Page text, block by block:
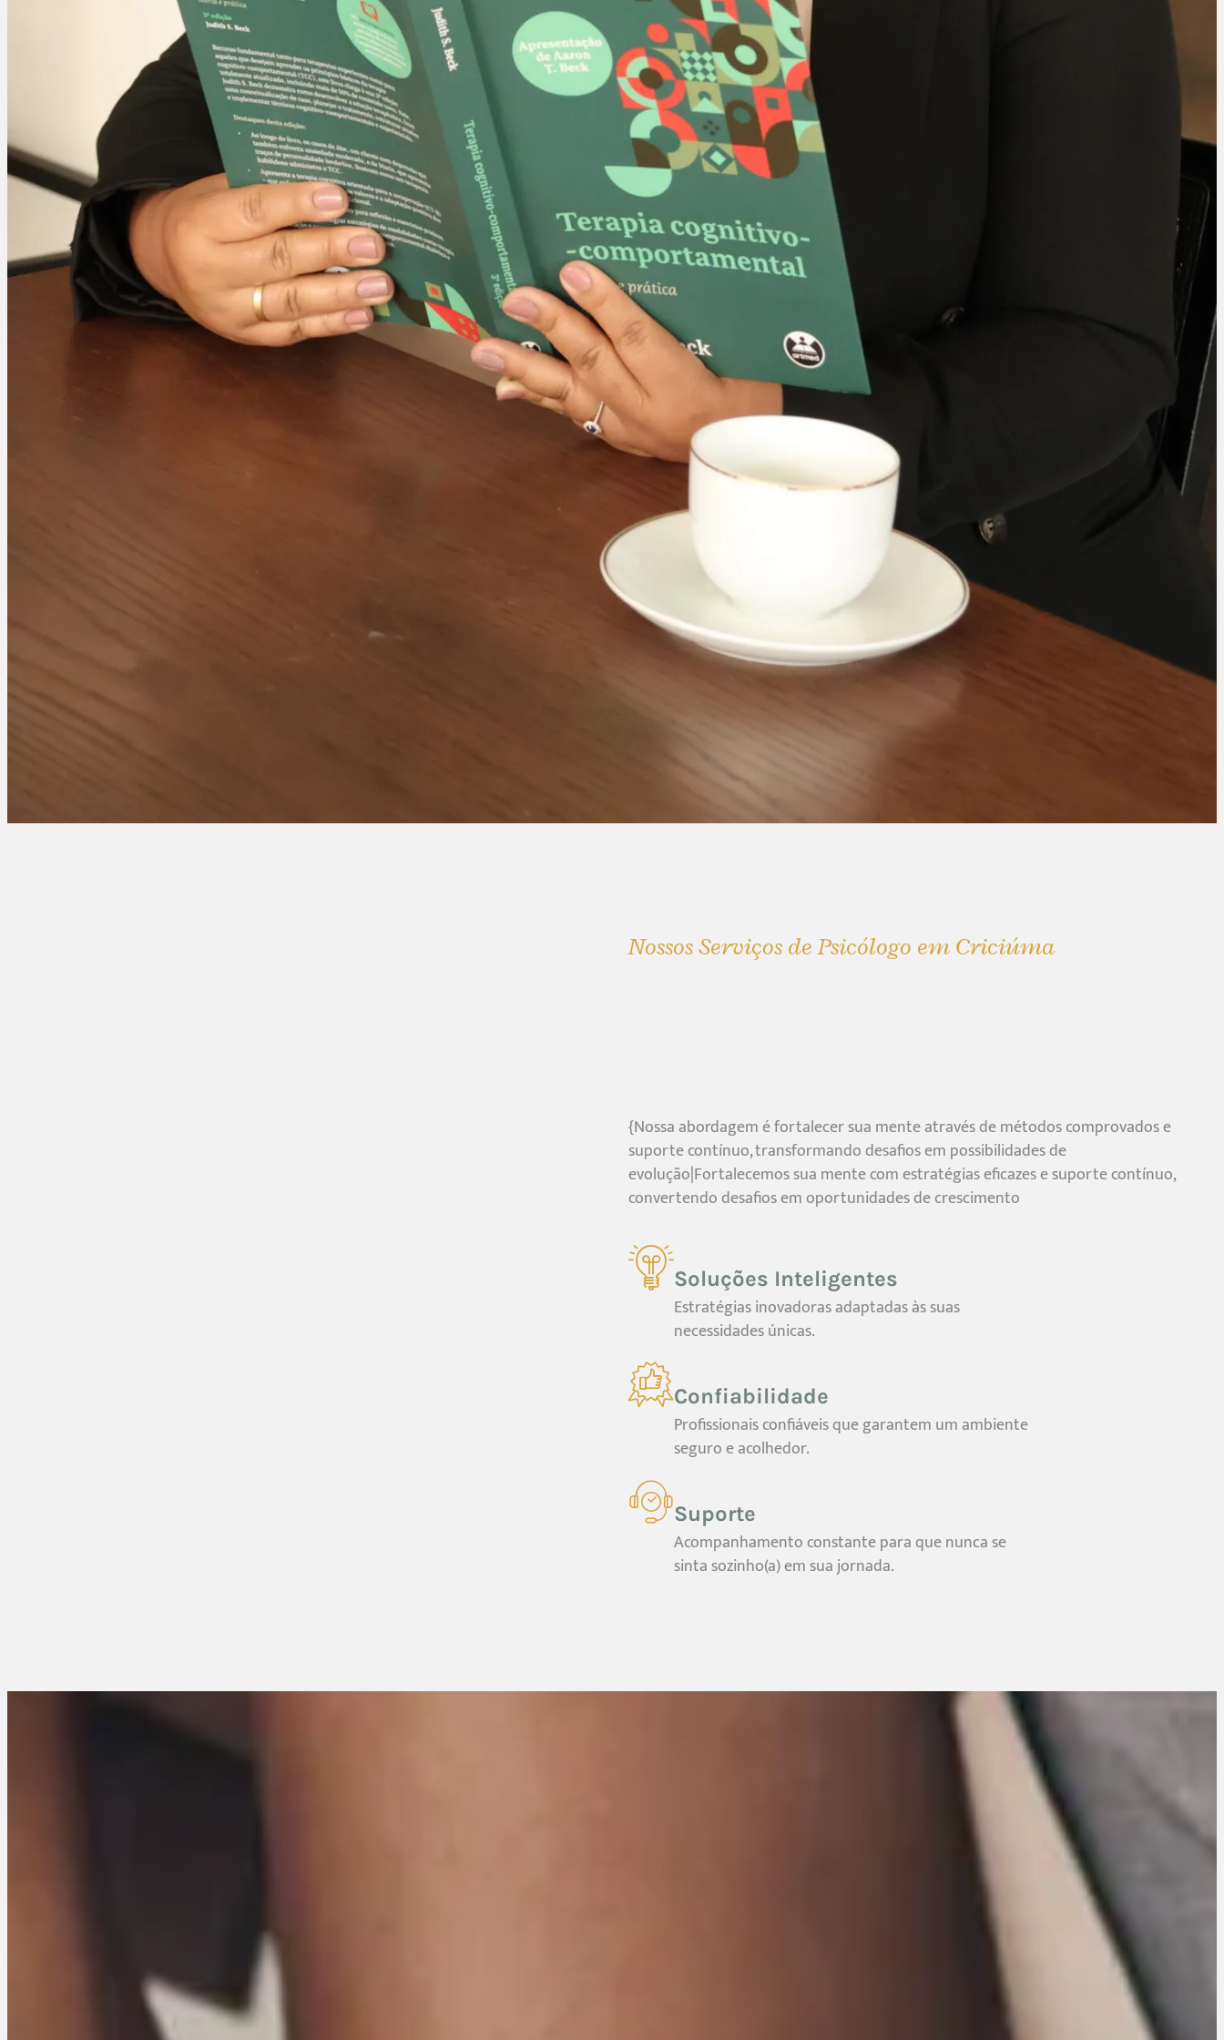
Nossos Serviços de Psicólogo em Criciúma
{Nossa abordagem é fortalecer sua mente através de métodos comprovados e
suporte contínuo, transformando desafios em possibilidades de
evolução|Fortalecemos sua mente com estratégias eficazes e suporte contínuo,
convertendo desafios em oportunidades de crescimento
Soluções Inteligentes
Estratégias inovadoras adaptadas às suas
necessidades únicas.
Confiabilidade
Profissionais confiáveis que garantem um ambiente
seguro e acolhedor.
Suporte
Acompanhamento constante para que nunca se
sinta sozinho(a) em sua jornada.